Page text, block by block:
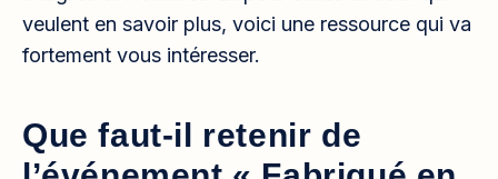
veulent en savoir plus, voici une ressource qui va
fortement vous intéresser.
Que faut-il retenir de